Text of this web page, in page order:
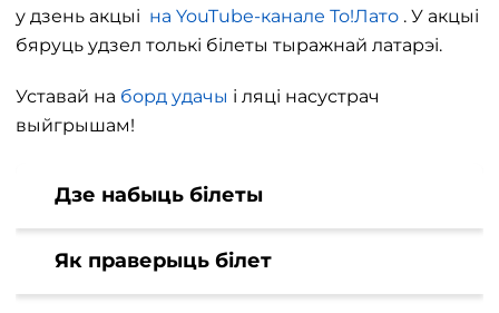
у дзень акцыі на YouTube-канале То!Лато . У акцыі
бяруць удзел толькі білеты тыражнай латарэі.
Уставай на борд удачы і ляці насустрач
выйгрышам!
Дзе набыць білеты
Як праверыць білет